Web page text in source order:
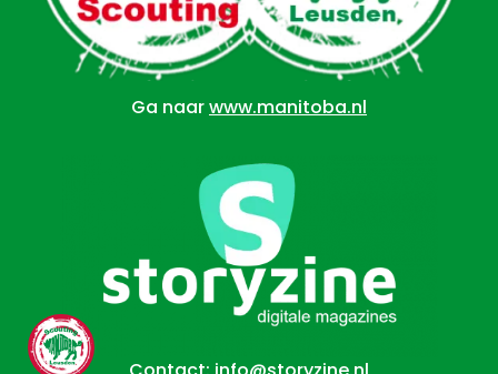
Ga naarwww.manitoba.nl